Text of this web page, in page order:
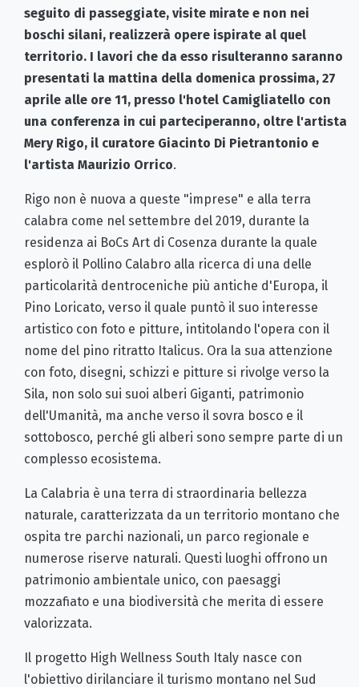
seguito di passeggiate, visite mirate e non nei
boschi silani, realizzerà opere ispirate al quel
territorio. I lavori che da esso risulteranno saranno
presentati la mattina della domenica prossima, 27
aprile alle ore 11, presso l'hotel Camigliatello con
una conferenza in cui parteciperanno, oltre l'artista
Mery Rigo, il curatore Giacinto Di Pietrantonio e
l'artista Maurizio Orrico.
Rigo non è nuova a queste "imprese" e alla terra
calabra come nel settembre del 2019, durante la
residenza ai BoCs Art di Cosenza durante la quale
esplorò il Pollino Calabro alla ricerca di una delle
particolarità dentroceniche più antiche d'Europa, il
Pino Loricato, verso il quale puntò il suo interesse
artistico con foto e pitture, intitolando l'opera con il
nome del pino ritratto Italicus. Ora la sua attenzione
con foto, disegni,​ schizzi e pitture si rivolge verso la
Sila, non solo sui suoi alberi Giganti, patrimonio
dell'Umanità, ma anche verso il sovra bosco e il
sottobosco, perché gli alberi sono sempre parte di un
complesso ecosistema.
La Calabria è una terra di straordinaria bellezza
naturale, caratterizzata da un territorio montano che
ospita tre parchi nazionali, un parco regionale e
numerose riserve naturali. Questi luoghi offrono un
patrimonio ambientale unico, con paesaggi
mozzafiato e una biodiversità che merita di essere
valorizzata.
Il progetto High Wellness South Italy nasce con
l'obiettivo dirilanciare il turismo montano nel Sud